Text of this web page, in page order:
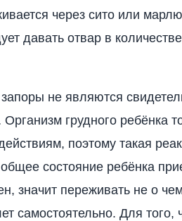
через сито или
давать отвар в
не являются
грудного ребёнка
поэтому такая
состояние ребёнка
значит переживать не о
самостоятельно. Для